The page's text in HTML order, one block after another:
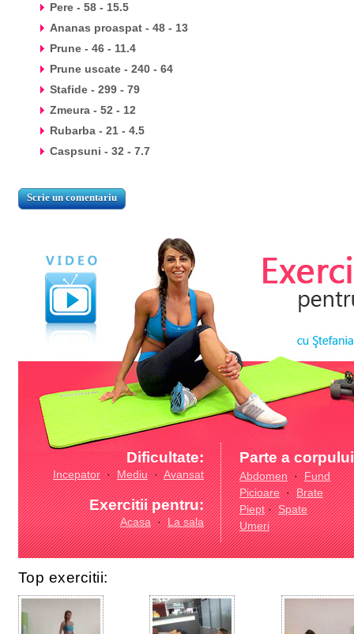
Pere - 58 - 15.5
Ananas proaspat - 48 - 13
Prune - 46 - 11.4
Prune uscate - 240 - 64
Stafide - 299 - 79
Zmeura - 52 - 12
Rubarba - 21 - 4.5
Caspsuni - 32 - 7.7
Dificultate:
Incepator·Mediu·Avansat
Exercitii pentru:
Acasa·La sala
Parte a
Abdomen·Fund
Picioare·Brate
Piept·Spate
Umeri
Top exercitii: